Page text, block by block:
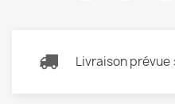
Livraison prévue :